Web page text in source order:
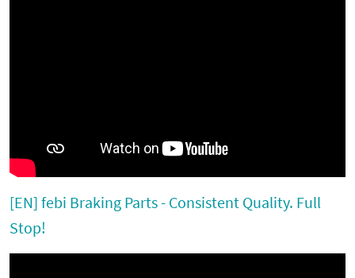
[EN] febi Braking Parts - Consistent Quality. Full
Stop!